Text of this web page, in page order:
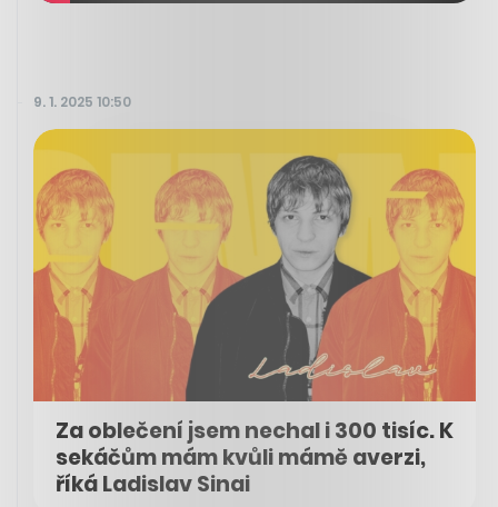
9. 1. 2025 10:50
Za oblečení jsem nechal i 300 tisíc. K
sekáčům mám kvůli mámě averzi,
říká Ladislav Sinai